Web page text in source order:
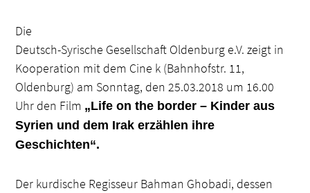
YouTube
immer
Die
Deutsch-Syrische Gesellschaft Oldenburg e.V. zeigt in
Kooperation mit dem Cine k (Bahnhofstr. 11,
Oldenburg) am Sonntag, den 25.03.2018 um 16.00
Uhr den Film „Life on the border – Kinder aus
Syrien und dem Irak erzählen ihre
Geschichten“.
Der kurdische Regisseur Bahman Ghobadi, dessen